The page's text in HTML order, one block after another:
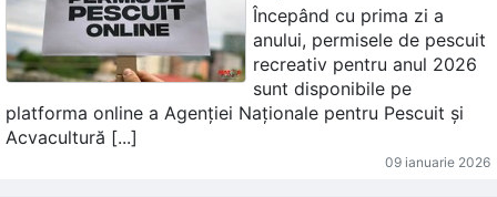
Începând cu prima zi a
anului, permisele de pescuit
recreativ pentru anul 2026
sunt disponibile pe
platforma online a Agenției Naționale pentru Pescuit și
Acvacultură [...]
09 ianuarie 2026